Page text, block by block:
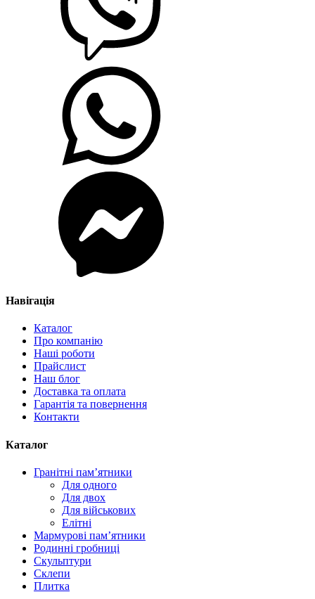
Навігація
Каталог
Про компанію
Наші роботи
Прайслист
Наш блог
Доставка та оплата
Гарантія та повернення
Контакти
Каталог
Гранітні пам’ятники
Для одного
Для двох
Для військових
Елітні
Мармурові пам’ятники
Родинні гробниці
Скульптури
Склепи
Плитка